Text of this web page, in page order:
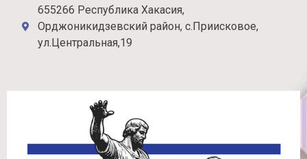
655266 Республика Хакасия,
Орджоникидзевский район, с.Приисковое,
ул.Центральная,19